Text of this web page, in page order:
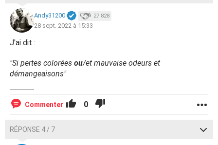
Andy31200 27 828
28 sept. 2022 à 15:33
J'ai dit :
"Si pertes colorées ou/et mauvaise odeurs et
démangeaisons"
Commenter 0
RÉPONSE 4 / 7